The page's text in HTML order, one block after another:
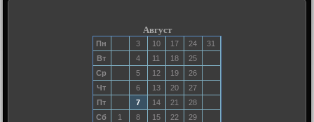
Август
Пн 3 10 17 24
31
Вт
4 11 18
25
Ср
5 12 19
26
Чт
6 13 20
27
Пт
7 14 21
28
Сб
1 8 15 22
29